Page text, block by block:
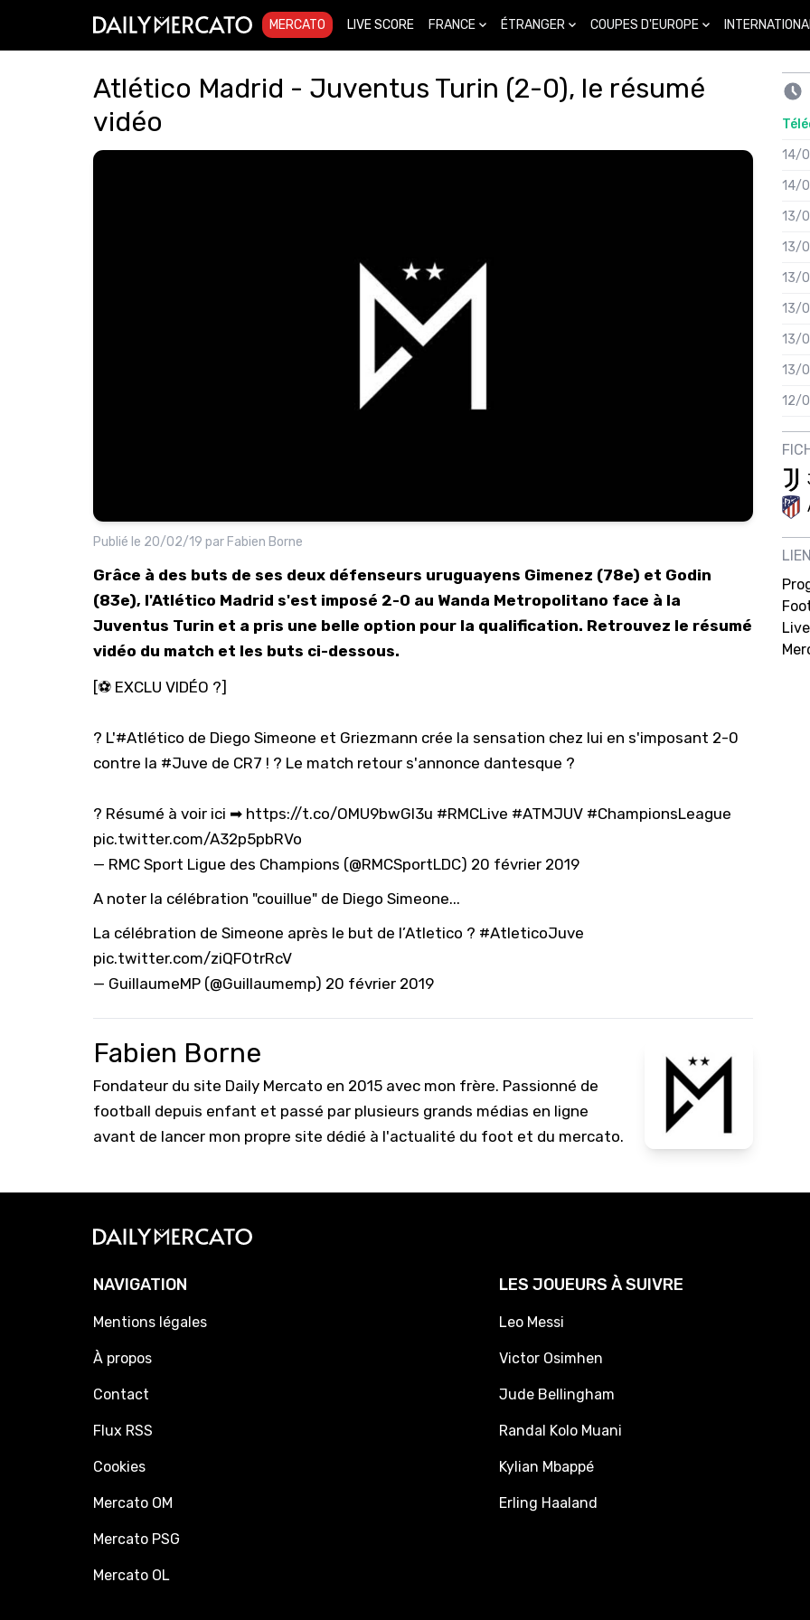
MERCATO LIVE SCORE FRANCE ÉTRANGER COUPES D'EUROPE
Atlético Madrid - Juventus Turin (2-0), le résumé
vidéo
Publié le 20/02/19 par Fabien Borne
Grâce à des buts de ses deux défenseurs uruguayens Gimenez (78e) et Godin
(83e), l'Atlético Madrid s'est imposé 2-0 au Wanda Metropolitano face à la
Juventus Turin et a pris une belle option pour la qualification. Retrouvez le résumé
vidéo du match et les buts ci-dessous.
[⚽ EXCLU VIDÉO ?]
? L'#Atlético de Diego Simeone et Griezmann crée la sensation chez lui en s'imposant 2-0
contre la #Juve de CR7 ! ? Le match retour s'annonce dantesque ?
? Résumé à voir ici ➡ https://t.co/OMU9bwGl3u #RMCLive #ATMJUV #ChampionsLeague
pic.twitter.com/A32p5pbRVo
— RMC Sport Ligue des Champions (@RMCSportLDC) 20 février 2019
A noter la célébration "couillue" de Diego Simeone...
La célébration de Simeone après le but de l’Atletico ? #AtleticoJuve
pic.twitter.com/ziQFOtrRcV
— GuillaumeMP (@Guillaumemp) 20 février 2019
Fabien Borne
Fondateur du site Daily Mercato en 2015 avec mon frère. Passionné de
football depuis enfant et passé par plusieurs grands médias en ligne
avant de lancer mon propre site dédié à l'actualité du foot et du mercato.
14/
14/
13/
13/
13/
13/
13/
13/
12/
12/
12/01
12/01
12/
11/
11/
11/
NAVIGATION
Mentions légales
À propos
Contact
Flux RSS
Cookies
Mercato OM
Mercato PSG
Mercato OL
LES JOUEURS À SUIVRE
Leo Messi
Victor Osimhen
Jude Bellingham
Randal Kolo Muani
Kylian Mbappé
Erling Haaland